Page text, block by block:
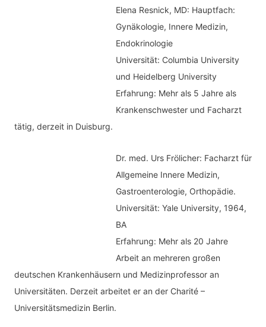
Elena Resnick, MD: Hauptfach:
Gynäkologie, Innere Medizin,
Endokrinologie
Universität: Columbia University
und Heidelberg University
Erfahrung: Mehr als 5 Jahre als
Krankenschwester und Facharzt
tätig, derzeit in Duisburg.
Dr. med. Urs Frölicher: Facharzt für
Allgemeine Innere Medizin,
Gastroenterologie, Orthopädie.
Universität: Yale University, 1964,
BA
Erfahrung: Mehr als 20 Jahre
Arbeit an mehreren großen
deutschen Krankenhäusern und Medizinprofessor an
Universitäten. Derzeit arbeitet er an der Charité –
Universitätsmedizin Berlin.